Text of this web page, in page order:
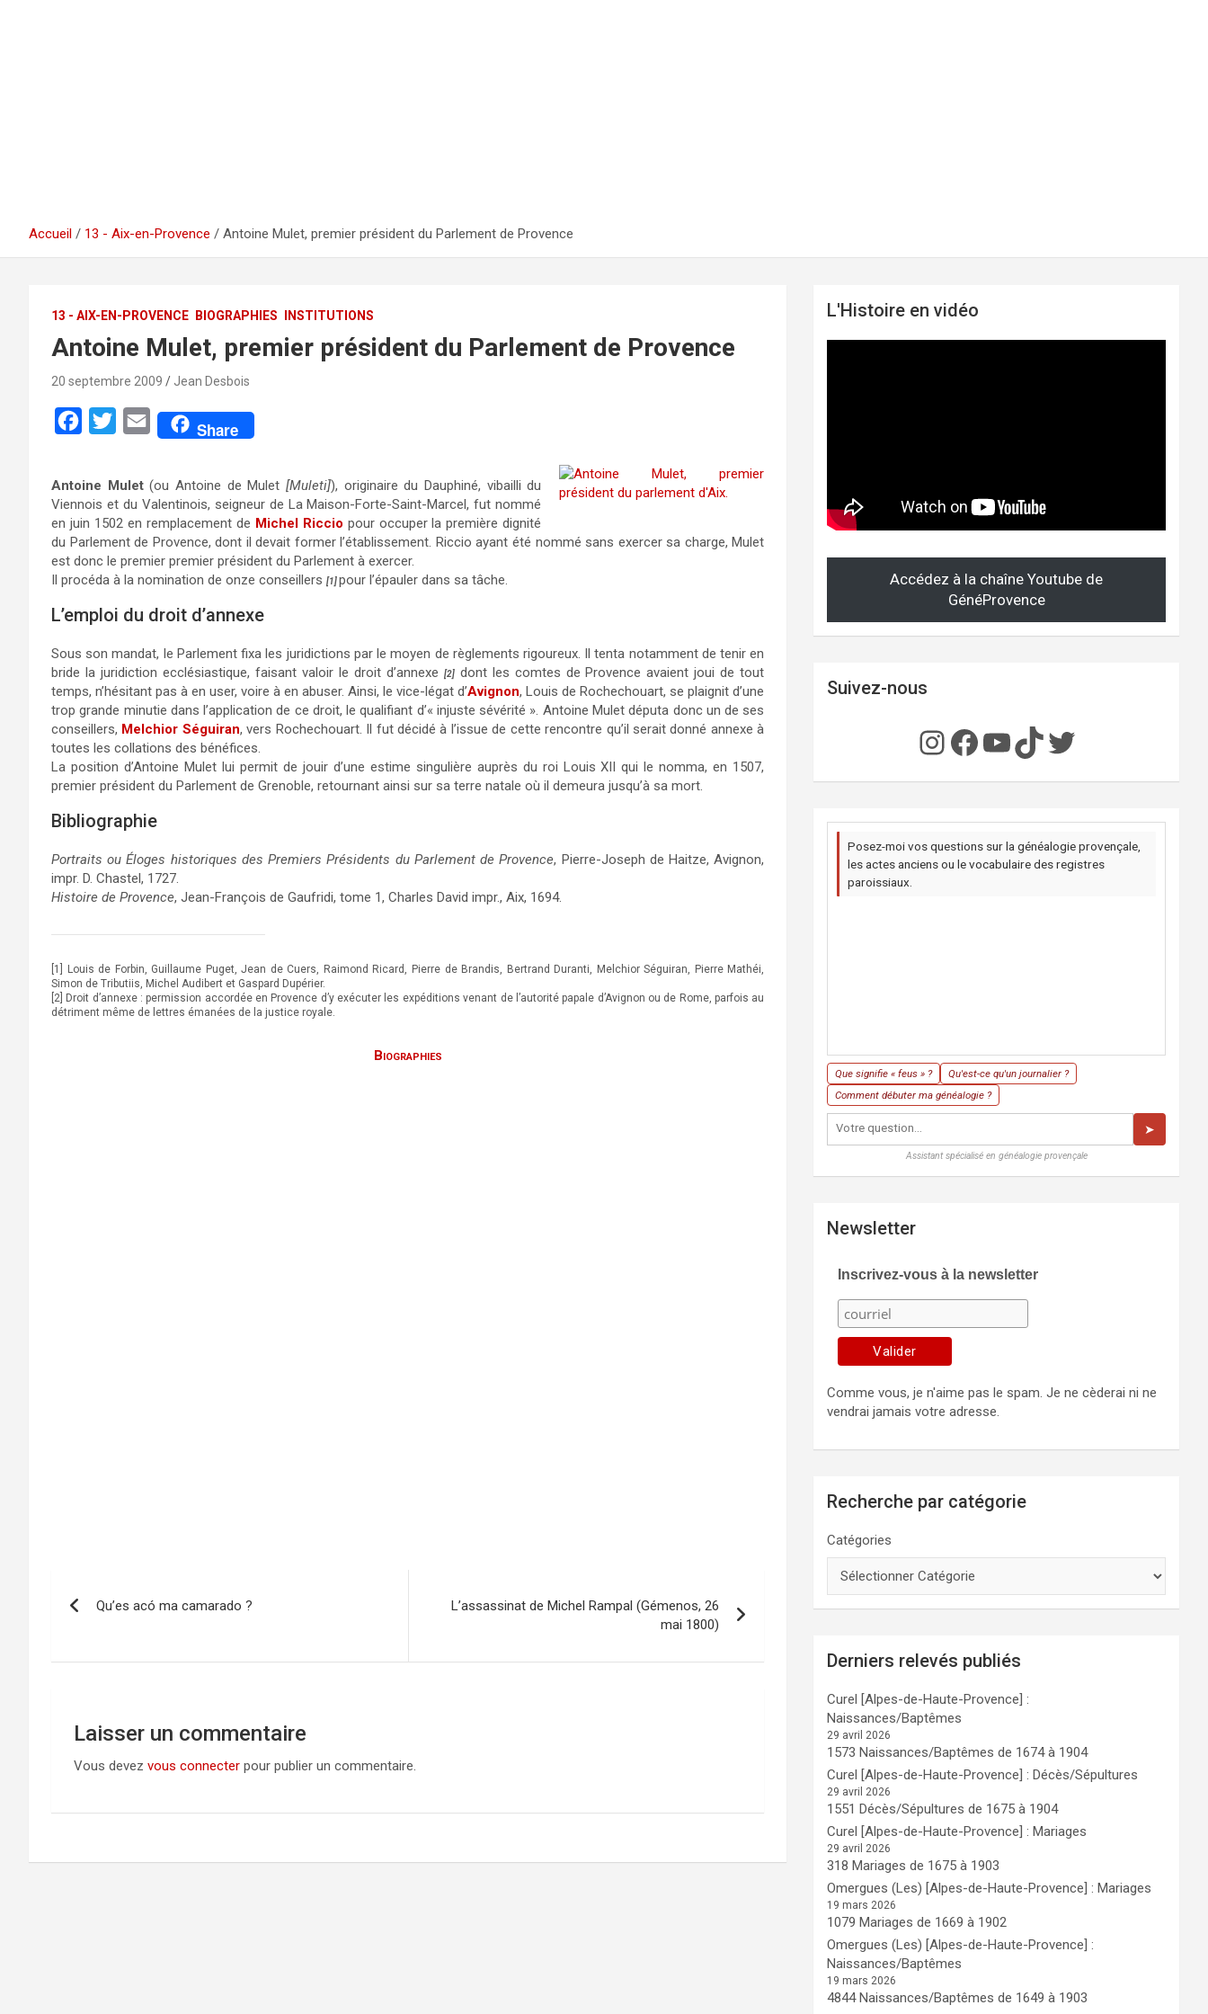
Accueil 13 - Aix-en-Provence Antoine Mulet, premier président du Parlement de Provence
13 - AIX-EN-PROVENCE BIOGRAPHIES INSTITUTIONS
Antoine Mulet, premier président du Parlement de Provence
20 septembre 2009 Jean Desbois
e
b
o
o
k
t
t
e
r
E
i
l
Share
Antoine Mulet(ou Antoine de Mulet [Muleti]), originaire du Dauphiné, vibailli du
Viennois et du Valentinois, seigneur de La Maison-Forte-Saint-Marcel, fut nommé
en juin 1502 en remplacement de Michel Riccio pour occuper la première dignité
du Parlement de Provence, dont il devait former l’établissement. Riccio ayant été nommé sans exercer sa charge, Mulet
est donc le premier premier président du Parlement à exercer.
Il procéda à la nomination de onze conseillers [1]pour l’épauler dans sa tâche.
L’emploi du droit d’annexe
Sous son mandat, le Parlement fixa les juridictions par le moyen de règlements rigoureux. Il tenta notamment de tenir en
bride la juridiction ecclésiastique, faisant valoir le droit d’annexe
[2]dont les comtes de Provence avaient joui de tout
temps, n’hésitant pas à en user, voire à en abuser. Ainsi, le vice-légat d’Avignon, Louis de Rochechouart, se plaignit d’une
trop grande minutie dans l’application de ce droit, le qualifiant d’« injuste sévérité ». Antoine Mulet députa donc un de ses
conseillers, Melchior Séguiran, vers Rochechouart. Il fut décidé à l’issue de cette rencontre qu’il serait donné annexe à
toutes les collations des bénéfices.
La position d’Antoine Mulet lui permit de jouir d’une estime singulière auprès du roi Louis XII qui le nomma, en 1507,
premier président du Parlement de Grenoble, retournant ainsi sur sa terre natale où il demeura jusqu’à sa mort.
Bibliographie
Portraits ou Éloges historiques des Premiers Présidents du Parlement de Provence, Pierre-Joseph de Haitze, Avignon,
impr. D. Chastel, 1727.
Histoire de Provence, Jean-François de Gaufridi, tome 1, Charles David impr., Aix, 1694.
[1] Louis de Forbin, Guillaume Puget, Jean de Cuers, Raimond Ricard, Pierre de Brandis, Bertrand Duranti, Melchior Séguiran, Pierre Mathéi,
Simon de Tributiis, Michel Audibert et Gaspard Dupérier.
[2] Droit d’annexe : permission accordée en Provence d’y exécuter les expéditions venant de l’autorité papale d’Avignon ou de Rome, parfois au
détriment même de lettres émanées de la justice royale.
Biographies
Navigation
Qu’es acó ma camarado ?
L’assassinat de Michel Rampal (Gémenos, 26
mai 1800)
Laisser un commentaire
Vous devez vous connecter pour publier un commentaire.
L'Histoire en vidéo
Accédez à la chaîne Youtube de
GénéProvence
Suivez-nous
Instagram
Facebook
YouTube
TikTok
Twitter
Posez-moi vos questions sur la généalogie provençale,
les actes anciens ou le vocabulaire des registres
paroissiaux.
Que signifie « feus » ?
Qu'est-ce qu'un journalier ?
Comment débuter ma généalogie ?
➤
Assistant spécialisé en généalogie provençale
Newsletter
Inscrivez-vous à la newsletter
Comme vous, je n'aime pas le spam. Je ne cèderai ni ne
vendrai jamais votre adresse.
Recherche par catégorie
Catégories
Derniers relevés publiés
Curel [Alpes-de-Haute-Provence] :
Naissances/Baptêmes
29 avril 2026
1573 Naissances/Baptêmes de 1674 à 1904
Curel [Alpes-de-Haute-Provence] : Décès/Sépultures
29 avril 2026
1551 Décès/Sépultures de 1675 à 1904
Curel [Alpes-de-Haute-Provence] : Mariages
29 avril 2026
318 Mariages de 1675 à 1903
Omergues (Les) [Alpes-de-Haute-Provence] : Mariages
19 mars 2026
1079 Mariages de 1669 à 1902
Omergues (Les) [Alpes-de-Haute-Provence] :
Naissances/Baptêmes
19 mars 2026
4844 Naissances/Baptêmes de 1649 à 1903